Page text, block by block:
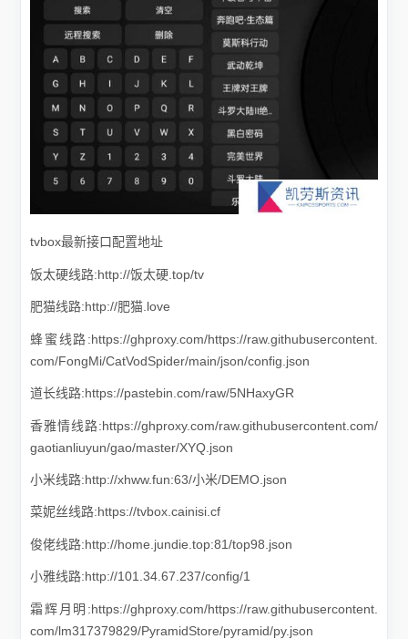
tvbox最新接口配置地址
饭太硬线路:http://饭太硬.top/tv
肥猫线路:http://肥猫.love
蜂蜜线路:https://ghproxy.com/https://raw.githubusercontent.
com/FongMi/CatVodSpider/main/json/config.json
道长线路:https://pastebin.com/raw/5NHaxyGR
香雅情线路:https://ghproxy.com/raw.githubusercontent.com/
gaotianliuyun/gao/master/XYQ.json
小米线路:http://xhww.fun:63/小米/DEMO.json
菜妮丝线路:https://tvbox.cainisi.cf
俊佬线路:http://home.jundie.top:81/top98.json
小雅线路:http://101.34.67.237/config/1
霜辉月明:https://ghproxy.com/https://raw.githubusercontent.
com/lm317379829/PyramidStore/pyramid/py.json